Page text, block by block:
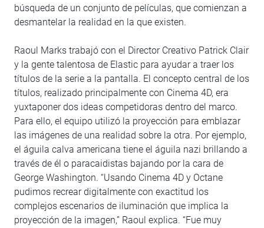
búsqueda de un conjunto de películas, que comienzan a
desmantelar la realidad en la que existen.
Raoul Marks trabajó con el Director Creativo Patrick Clair
y la gente talentosa de Elastic para ayudar a traer los
títulos de la serie a la pantalla. El concepto central de los
títulos, realizado principalmente con Cinema 4D, era
yuxtaponer dos ideas competidoras dentro del marco.
Para ello, el equipo utilizó la proyección para emblazar
las imágenes de una realidad sobre la otra. Por ejemplo,
el águila calva americana tiene el águila nazi brillando a
través de él o paracaidistas bajando por la cara de
George Washington. “Usando Cinema 4D y Octane
pudimos recrear digitalmente con exactitud los
complejos escenarios de iluminación que implica la
proyección de la imagen,” Raoul explica. “Fue muy